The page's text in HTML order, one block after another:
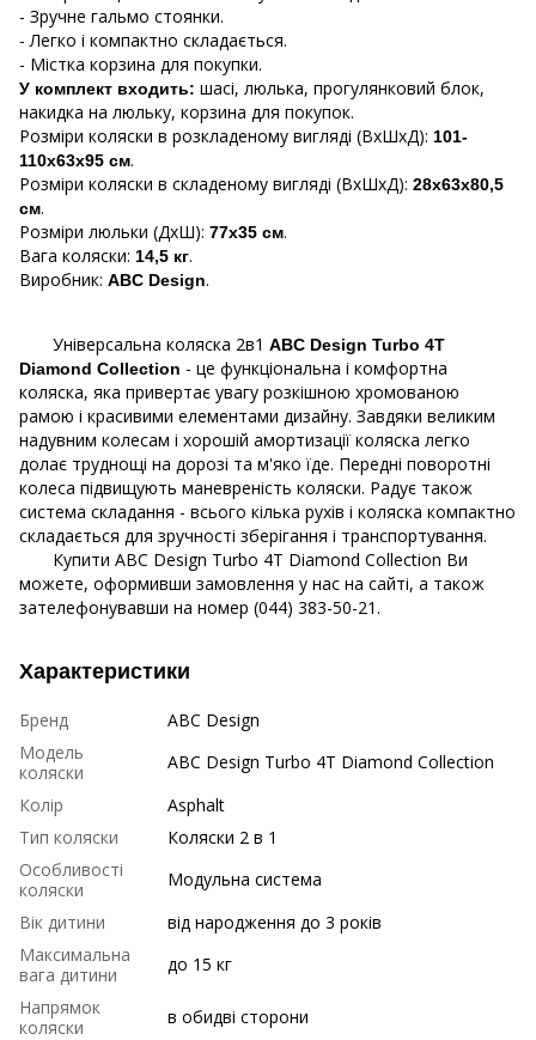
- Зручне гальмо стоянки.
- Легко і компактно складається.
- Містка корзина для покупки.
У комплект входить: шасі, люлька, прогулянковий блок,
накидка на люльку, корзина для покупок.
Розміри коляски в розкладеному вигляді (ВхШхД): 101-
110х63х95 см.
Розміри коляски в складеному вигляді (ВхШхД): 28х63х80,5
см.
Розміри люльки (ДхШ): 77х35 см.
Вага коляски: 14,5 кг.
Виробник: ABC Design.
Універсальна коляска 2в1 ABC Design Turbo 4T
Diamond Collection - це функціональна і комфортна
коляска, яка привертає увагу розкішною хромованою
рамою і красивими елементами дизайну. Завдяки великим
надувним колесам і хорошій амортизації коляска легко
долає труднощі на дорозі та м'яко їде. Передні поворотні
колеса підвищують маневреність коляски. Радує також
система складання - всього кілька рухів і коляска компактно
складається для зручності зберігання і транспортування.
Купити ABC Design Turbo 4T Diamond Collection Ви
можете, оформивши замовлення у нас на сайті, а також
зателефонувавши на номер (044) 383-50-21.
Характеристики
Бренд
ABC Design
Модель
коляски
ABC Design Turbo 4T Diamond Collection
Колір
Asphalt
Тип коляски
Коляски 2 в 1
Особливості
коляски
Модульна система
Вік дитини
від народження до 3 років
Максимальна
вага дитини
до 15 кг
Напрямок
коляски
в обидві сторони